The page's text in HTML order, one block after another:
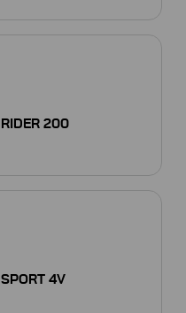
RIDER 200
SPORT 4V